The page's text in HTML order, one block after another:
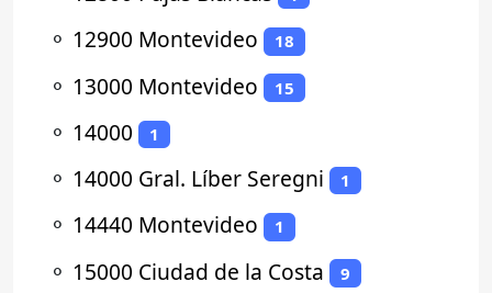
⚬ 12900 Montevideo 18
⚬ 13000 Montevideo 15
⚬ 14000 1
⚬ 14000 Gral. Líber Seregni 1
⚬ 14440 Montevideo 1
⚬ 15000 Ciudad de la Costa 9